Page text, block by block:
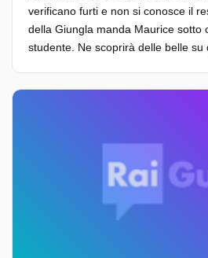
verificano furti e non si conosce il
della Giungla manda Maurice sotto
studente. Ne scoprirà delle belle su